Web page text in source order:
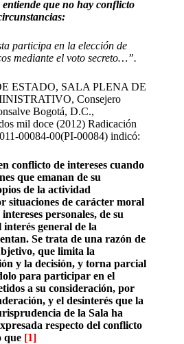
entiende que no hay conflicto
participa en la elección de
mediante el voto secreto…”.
ESTADO, SALA PLENA DE
Consejero
Bogotá, D.C.,
mil doce (2012) Radicación
00084-00(PI-00084) indicó:
conflicto de intereses cuando
que emanan de su
de la actividad
situaciones de carácter moral
personales, de su
interés general de la
Se trata de una razón de
que limita la
y la decisión, y torna parcial
para participar en el
a su consideración, por
y el desinterés que la
de la Sala ha
respecto del conflicto
que [1]